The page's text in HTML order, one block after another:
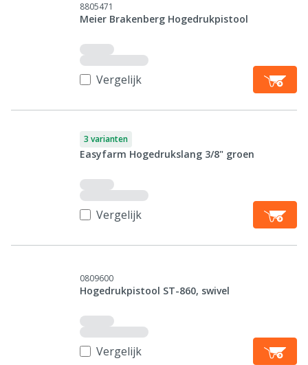
8805471
Meier Brakenberg Hogedrukpistool
Vergelijk
3 varianten
Easyfarm Hogedrukslang 3/8" groen
Vergelijk
0809600
Hogedrukpistool ST-860, swivel
Vergelijk